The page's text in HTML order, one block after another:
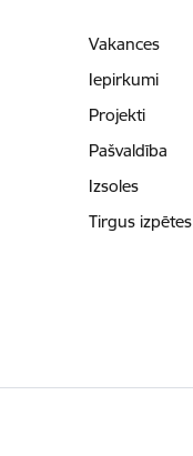
Vakances
Iepirkumi
Projekti
Pašvaldība
Izsoles
Tirgus izpētes